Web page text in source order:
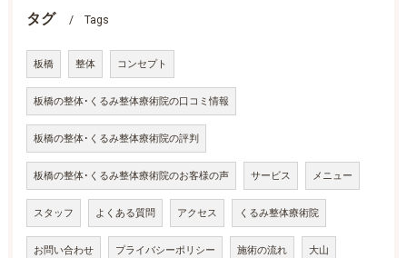
タグ Tags
板橋 整体 コンセプト
板橋の整体･くるみ整体療術院の口コミ情報
板橋の整体･くるみ整体療術院の評判
板橋の整体･くるみ整体療術院のお客様の声 サービス メニュー
スタッフ よくある質問 アクセス くるみ整体療術院
お問い合わせ プライバシーポリシー 施術の流れ 大山